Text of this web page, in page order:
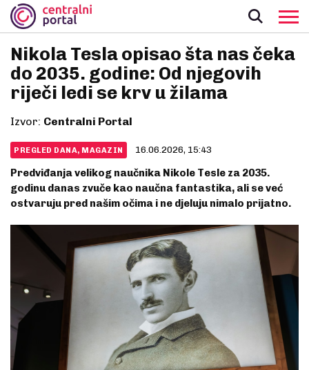
Nikola Tesla opisao šta nas čeka
do 2035. godine: Od njegovih
riječi ledi se krv u žilama
Izvor: Centralni Portal
PREGLED DANA, MAGAZIN 16.06.2026, 15:43
Predviđanja velikog naučnika Nikole Tesle za 2035.
godinu danas zvuče kao naučna fantastika, ali se već
ostvaruju pred našim očima i ne djeluju nimalo prijatno.